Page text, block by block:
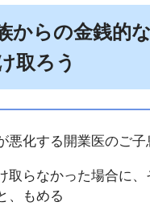
からの金銭的な
取ろう
悪化する開業医のご子
取らなかった場合に
、もめる